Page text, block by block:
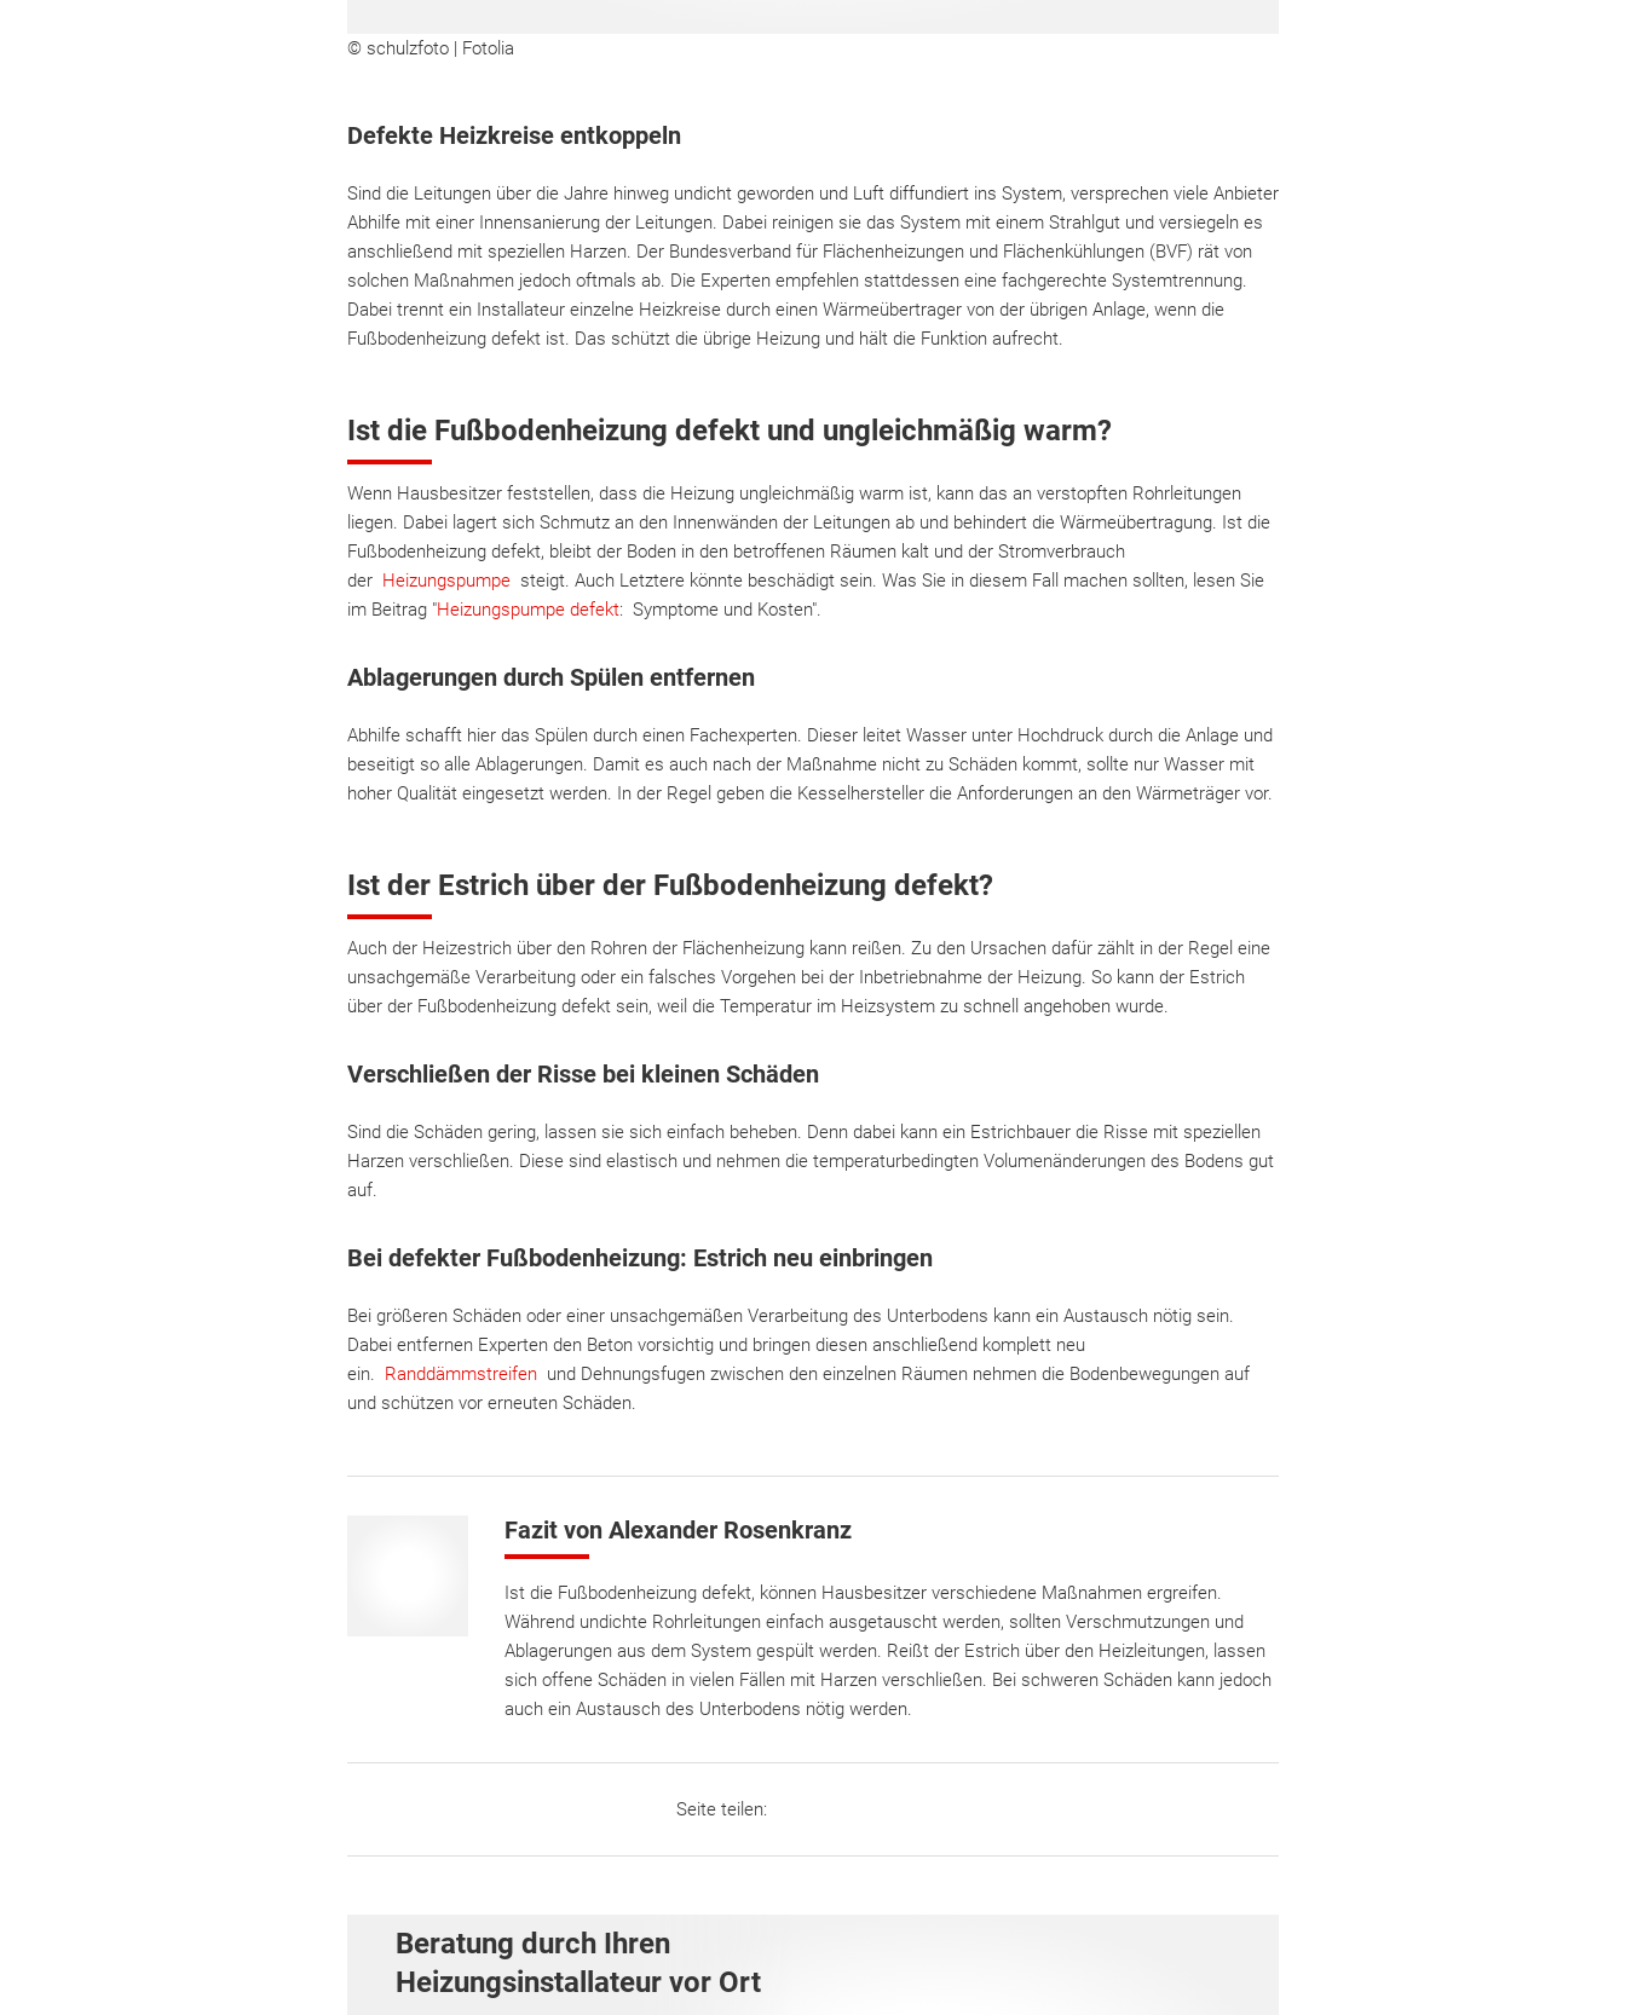
© schulzfoto | Fotolia
Defekte Heizkreise entkoppeln
Sind die Leitungen über die Jahre hinweg undicht geworden und Luft diffundiert ins System, versprechen viele Anbieter
Abhilfe mit einer Innensanierung der Leitungen. Dabei reinigen sie das System mit einem Strahlgut und versiegeln es
anschließend mit speziellen Harzen. Der Bundesverband für Flächenheizungen und Flächenkühlungen (BVF) rät von
solchen Maßnahmen jedoch oftmals ab. Die Experten empfehlen stattdessen eine fachgerechte Systemtrennung.
Dabei trennt ein Installateur einzelne Heizkreise durch einen Wärmeübertrager von der übrigen Anlage, wenn die
Fußbodenheizung defekt ist. Das schützt die übrige Heizung und hält die Funktion aufrecht.
Ist die Fußbodenheizung defekt und ungleichmäßig warm?
Wenn Hausbesitzer feststellen, dass die Heizung ungleichmäßig warm ist, kann das an verstopften Rohrleitungen
liegen. Dabei lagert sich Schmutz an den Innenwänden der Leitungen ab und behindert die Wärmeübertragung. Ist die
Fußbodenheizung defekt, bleibt der Boden in den betroffenen Räumen kalt und der Stromverbrauch
der Heizungspumpe steigt. Auch Letztere könnte beschädigt sein. Was Sie in diesem Fall machen sollten, lesen Sie
im Beitrag "Heizungspumpe defekt: Symptome und Kosten".
Ablagerungen durch Spülen entfernen
Abhilfe schafft hier das Spülen durch einen Fachexperten. Dieser leitet Wasser unter Hochdruck durch die Anlage und
beseitigt so alle Ablagerungen. Damit es auch nach der Maßnahme nicht zu Schäden kommt, sollte nur Wasser mit
hoher Qualität eingesetzt werden. In der Regel geben die Kesselhersteller die Anforderungen an den Wärmeträger vor.
Ist der Estrich über der Fußbodenheizung defekt?
Auch der Heizestrich über den Rohren der Flächenheizung kann reißen. Zu den Ursachen dafür zählt in der Regel eine
unsachgemäße Verarbeitung oder ein falsches Vorgehen bei der Inbetriebnahme der Heizung. So kann der Estrich
über der Fußbodenheizung defekt sein, weil die Temperatur im Heizsystem zu schnell angehoben wurde.
Verschließen der Risse bei kleinen Schäden
Sind die Schäden gering, lassen sie sich einfach beheben. Denn dabei kann ein Estrichbauer die Risse mit speziellen
Harzen verschließen. Diese sind elastisch und nehmen die temperaturbedingten Volumenänderungen des Bodens gut
auf.
Bei defekter Fußbodenheizung: Estrich neu einbringen
Bei größeren Schäden oder einer unsachgemäßen Verarbeitung des Unterbodens kann ein Austausch nötig sein.
Dabei entfernen Experten den Beton vorsichtig und bringen diesen anschließend komplett neu
ein. Randdämmstreifen und Dehnungsfugen zwischen den einzelnen Räumen nehmen die Bodenbewegungen auf
und schützen vor erneuten Schäden.
Fazit von Alexander Rosenkranz
Ist die Fußbodenheizung defekt, können Hausbesitzer verschiedene Maßnahmen ergreifen.
Während undichte Rohrleitungen einfach ausgetauscht werden, sollten Verschmutzungen und
Ablagerungen aus dem System gespült werden. Reißt der Estrich über den Heizleitungen, lassen
sich offene Schäden in vielen Fällen mit Harzen verschließen. Bei schweren Schäden kann jedoch
auch ein Austausch des Unterbodens nötig werden.
Seite teilen:
Beratung durch Ihren
Heizungsinstallateur vor Ort